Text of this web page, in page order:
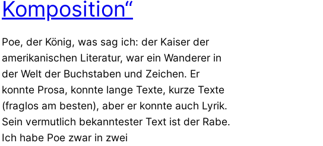
Komposition“
Poe, der König, was sag ich: der Kaiser der
amerikanischen Literatur, war ein Wanderer in
der Welt der Buchstaben und Zeichen. Er
konnte Prosa, konnte lange Texte, kurze Texte
(fraglos am besten), aber er konnte auch Lyrik.
Sein vermutlich bekanntester Text ist der Rabe.
Ich habe Poe zwar in zwei